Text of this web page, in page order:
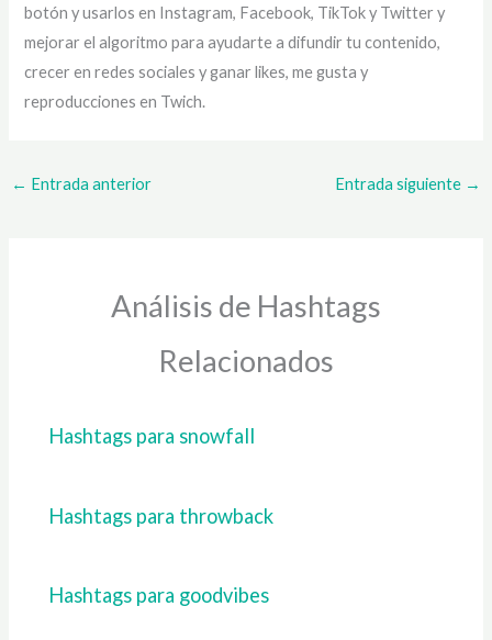
botón y usarlos en Instagram, Facebook, TikTok y Twitter y
mejorar el algoritmo para ayudarte a difundir tu contenido,
crecer en redes sociales y ganar likes, me gusta y
reproducciones en Twich.
← Entrada anterior Entrada siguiente →
Análisis de Hashtags
Relacionados
Hashtags para snowfall
Hashtags para throwback
Hashtags para goodvibes